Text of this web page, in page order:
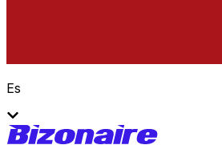
Es